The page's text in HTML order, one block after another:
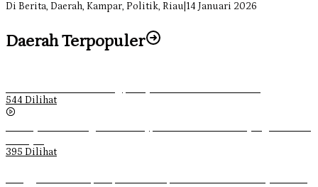
Di Berita, Daerah, Kampar, Politik, Riau 14 Januari 2026
Daerah Terpopuler
544 Dilihat
395 Dilihat